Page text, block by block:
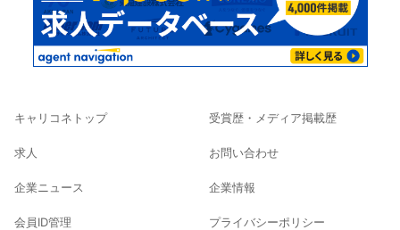
キャリコネトップ
求人
企業ニュース
会員ID管理
受賞歴・メディア掲載歴
お問い合わせ
企業情報
プライバシーポリシー